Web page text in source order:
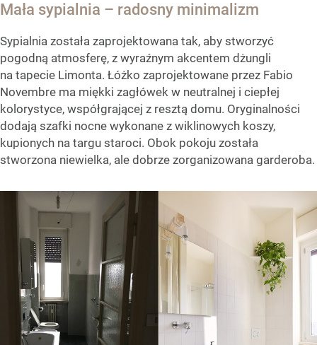
Mała sypialnia – radosny minimalizm
Sypialnia została zaprojektowana tak, aby stworzyć
pogodną atmosferę, z wyraźnym akcentem dżungli
na tapecie Limonta. Łóżko zaprojektowane przez Fabio
Novembre ma miękki zagłówek w neutralnej i ciepłej
kolorystyce, współgrającej z resztą domu. Oryginalności
dodają szafki nocne wykonane z wiklinowych koszy,
kupionych na targu staroci. Obok pokoju została
stworzona niewielka, ale dobrze zorganizowana garderoba.